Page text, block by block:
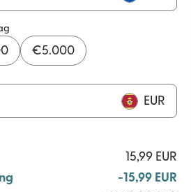
€5.000
EUR
15,99 EUR
-15,99 EUR